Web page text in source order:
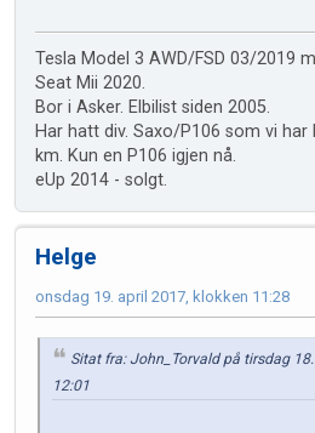
Tesla Model 3 AWD/FSD 03/2019
Seat Mii 2020.
Bor i Asker. Elbilist siden 2005.
Har hatt div. Saxo/P106 som vi
km. Kun en P106 igjen nå.
eUp 2014 - solgt.
Helge
onsdag 19. april 2017, klokken 11:28
Sitat fra: John_Torvald på tirsdag
12:01